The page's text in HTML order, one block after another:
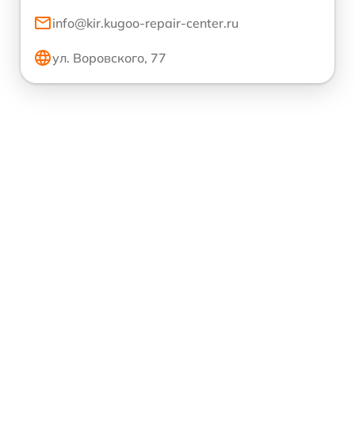
info@kir.kugoo-repair-center.ru
ул. Воровского, 77